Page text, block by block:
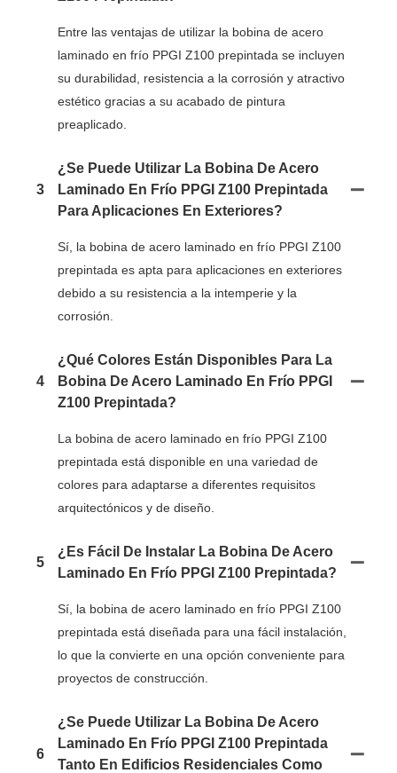
Entre las ventajas de utilizar la bobina de acero
laminado en frío PPGI Z100 prepintada se incluyen
su durabilidad, resistencia a la corrosión y atractivo
estético gracias a su acabado de pintura
preaplicado.
3
¿Se Puede Utilizar La Bobina De Acero
Laminado En Frío PPGI Z100 Prepintada
Para Aplicaciones En Exteriores?
Sí, la bobina de acero laminado en frío PPGI Z100
prepintada es apta para aplicaciones en exteriores
debido a su resistencia a la intemperie y la
corrosión.
4
¿Qué Colores Están Disponibles Para La
Bobina De Acero Laminado En Frío PPGI
Z100 Prepintada?
La bobina de acero laminado en frío PPGI Z100
prepintada está disponible en una variedad de
colores para adaptarse a diferentes requisitos
arquitectónicos y de diseño.
5
¿Es Fácil De Instalar La Bobina De Acero
Laminado En Frío PPGI Z100 Prepintada?
Sí, la bobina de acero laminado en frío PPGI Z100
prepintada está diseñada para una fácil instalación,
lo que la convierte en una opción conveniente para
proyectos de construcción.
6
¿Se Puede Utilizar La Bobina De Acero
Laminado En Frío PPGI Z100 Prepintada
Tanto En Edificios Residenciales Como